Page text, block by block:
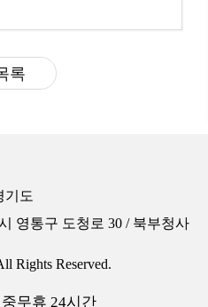
록
영통구 도청로 30 / 북부청사
Rights Reserved.
무휴 24시간